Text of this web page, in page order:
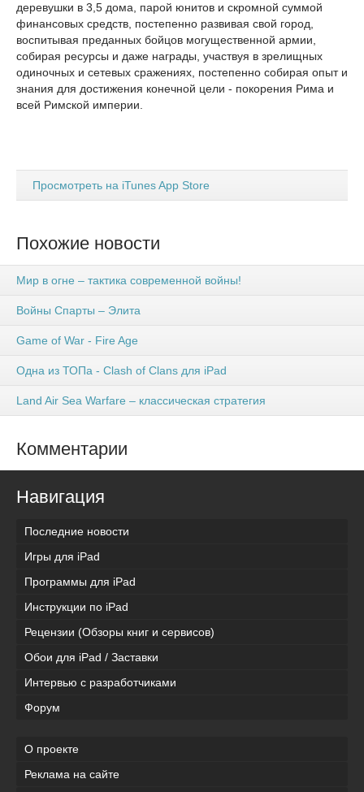
деревушки в 3,5 дома, парой юнитов и скромной суммой
финансовых средств, постепенно развивая свой город,
воспитывая преданных бойцов могущественной армии,
собирая ресурсы и даже награды, участвуя в зрелищных
одиночных и сетевых сражениях, постепенно собирая опыт и
знания для достижения конечной цели - покорения Рима и
всей Римской империи.
Просмотреть на iTunes App Store
Похожие новости
Мир в огне – тактика современной войны!
Войны Спарты – Элита
Game of War - Fire Age
Одна из ТОПа - Clash of Clans для iPad
Land Air Sea Warfare – классическая стратегия
Комментарии
Навигация
Последние новости
Игры для iPad
Программы для iPad
Инструкции по iPad
Рецензии (Обзоры книг и сервисов)
Обои для iPad / Заставки
Интервью с разработчиками
Форум
О проекте
Реклама на сайте